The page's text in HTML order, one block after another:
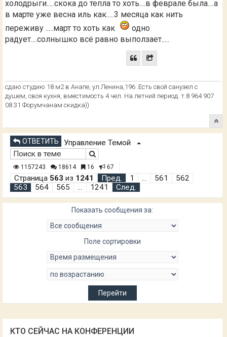
холодрыги.....скока до тепла то хоть....в феврале была....а
в марте уже весна иль как.....3 месяца как нить
переживу .....март то хоть как
одно
радует....солнышко всё равно выползает.....
сдаю студию 18 м2 в Анапе, ул.Ленина,196 .Есть свой санузел с
душем, своя кухня, вместимость 4 чел. На летний период. т.8 964 907
08 31 Форумчанам скидка))
ОТВЕТИТЬ Управление Темой
1157243 18614 16 67
Страница 563 из 1241 Пред. 1 … 561
562
563
564 565 … 1241 След.
Показать сообщения за:
Поле сортировки
КТО СЕЙЧАС НА КОНФЕРЕНЦИИ